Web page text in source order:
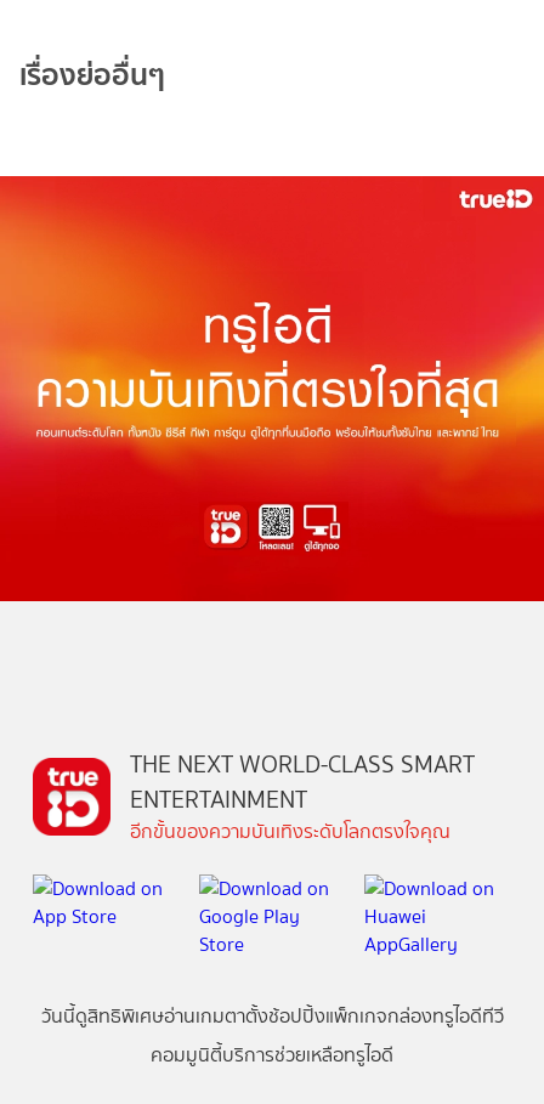
เรื่องย่ออื่นๆ
THE NEXT WORLD-CLASS SMART
ENTERTAINMENT
อีกขั้นของความบันเทิงระดับโลกตรงใจคุณ
วันนี้ดูสิทธิพิเศษอ่านเกมตาตั้งช้อปปิ้งแพ็กเกจกล่องทรูไอดีทีวี
คอมมูนิตี้บริการช่วยเหลือทรูไอดี